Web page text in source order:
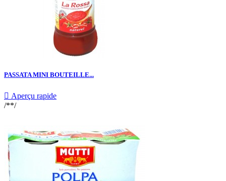
PASSATA MINI BOUTEILLE...
 Aperçu rapide
/**/